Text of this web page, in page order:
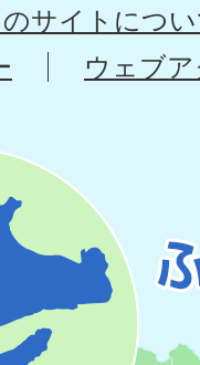
のサイトにつ
ウェブ